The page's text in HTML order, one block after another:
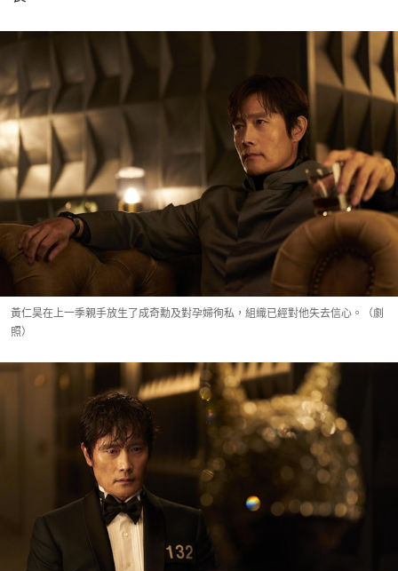
黃仁昊在上一季親手放生了成奇勳及對孕婦徇私，組織已經對他失去信心。（劇
照）